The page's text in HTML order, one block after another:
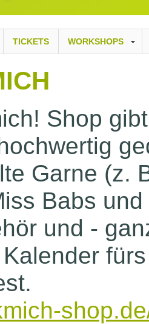
TICKETS WORKSHOPS
Shop
Garne (z.
Babs
und -